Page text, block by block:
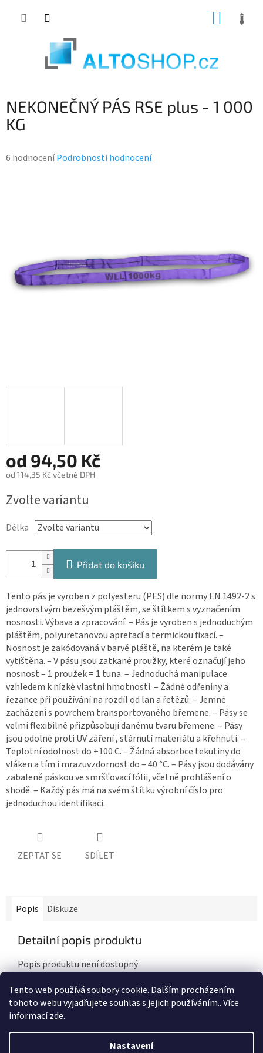
Tento web používá soubory cookie. Dalším procházením
tohoto webu vyjadřujete souhlas s jejich používáním.. Více
informacízde.
Nastavení
NEKONEČNÝ PÁS RSE plus - 1 000
KG
Průměrné
hodnocení
6 hodnoceníPodrobnosti hodnocení
od 94,50 Kč
od 114,35 Kč včetně DPH
cena:
Zvolte variantu
Délka
Přidat do košíku
Tento pás je vyroben z polyesteru (PES) dle normy EN 1492-2 s
jednovrstvým bezešvým pláštěm, se štítkem s vyznačením
nosnosti. Výbava a zpracování: – Pás je vyroben s jednoduchým
pláštěm, polyuretanovou apretací a termickou fixací. –
Nosnost je zakódovaná v barvě pláště, na kterém je také
vytištěna. – V pásu jsou zatkané proužky, které označují jeho
nosnost – 1 proužek = 1 tuna. – Jednoduchá manipulace
vzhledem k nízké vlastní hmotnosti. – Žádné odřeniny a
řezance při používání na rozdíl od lan a řetězů. – Jemné
zacházení s povrchem transportovaného břemene. – Pásy se
velmi flexibilně přizpůsobují danému tvaru břemene. – Pásy
jsou odolné proti UV záření , stárnutí materiálu a křehnutí. –
Teplotní odolnost do +100 C. – Žádná absorbce tekutiny do
vláken a tím i mrazuvzdornost do – 40 °C. – Pásy jsou dodávány
zabalené páskou ve smršťovací fólii, včetně prohlášení o
shodě. – Každý pás má na svém štítku výrobní číslo pro
jednoduchou identifikaci.
ZEPTAT SE SDÍLET
Popis Diskuze
Detailní popis produktu
Popis produktu není dostupný
Vytvořil Shoptet&digihivetvorba webuaonline
kampaně